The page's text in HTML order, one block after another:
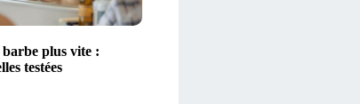
plus vite :
testées